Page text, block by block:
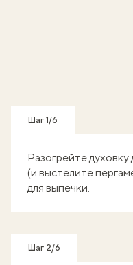
Шаг 1/6
Разогрейте
(и выстелите
для выпечки.
Шаг 2/6